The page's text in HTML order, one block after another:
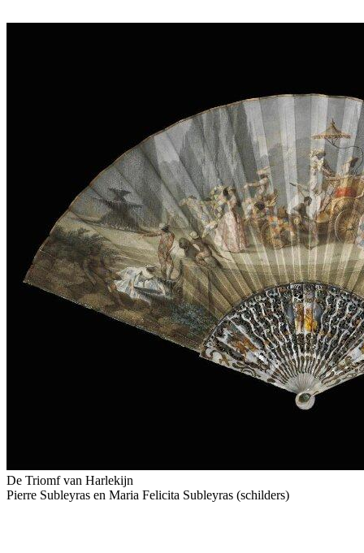
De Triomf van Harlekijn
Pierre Subleyras en Maria Felicita Subleyras (schilders)